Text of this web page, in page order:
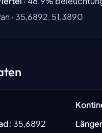
· 35,6892, 51,3890
: 35,6892